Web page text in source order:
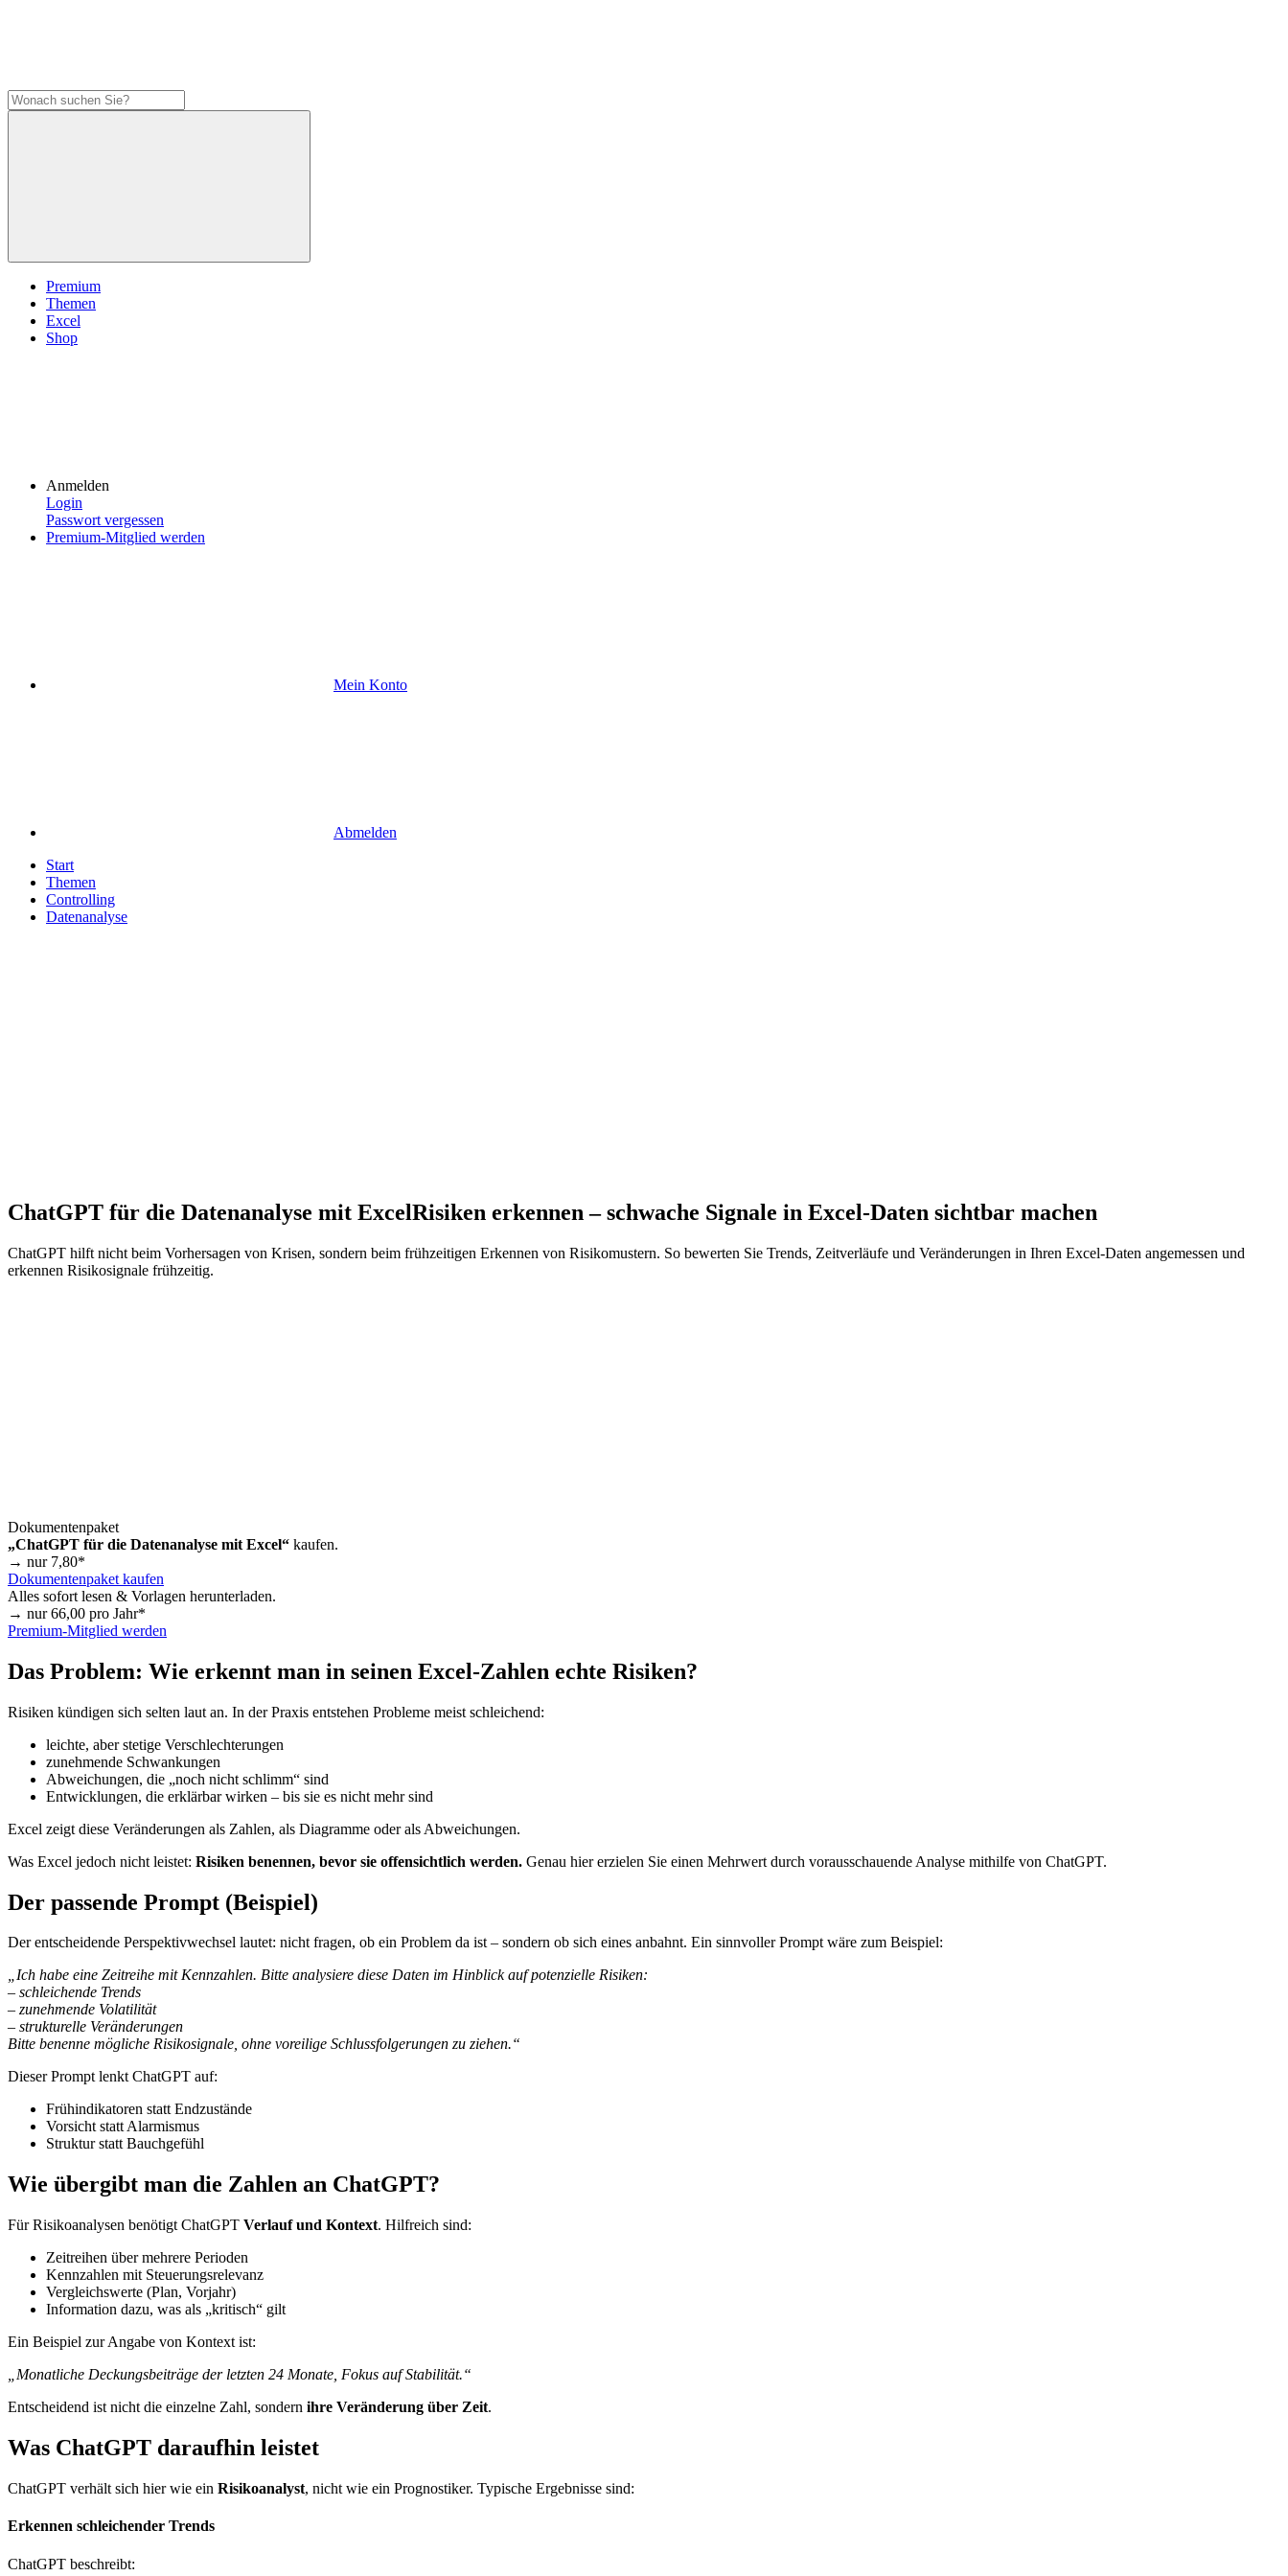
Premium
Themen
Excel
Shop
Anmelden
Login
Passwort vergessen
Premium-Mitglied werden
Mein Konto
Abmelden
Start
Themen
Controlling
Datenanalyse
ChatGPT für die Datenanalyse mit ExcelRisiken erkennen – schwache Signale in Excel-Daten sichtbar machen
ChatGPT hilft nicht beim Vorhersagen von Krisen, sondern beim frühzeitigen Erkennen von Risikomustern. So bewerten Sie Trends, Zeitverläufe und Veränderungen in Ihren Excel-Daten angemessen und
erkennen Risikosignale frühzeitig.
Dokumentenpaket
„ChatGPT für die Datenanalyse mit Excel“ kaufen.
→ nur 7,80*
Dokumentenpaket kaufen
Alles sofort lesen & Vorlagen herunterladen.
→ nur66,00 pro Jahr*
Premium-Mitglied werden
Das Problem: Wie erkennt man in seinen Excel-Zahlen echte Risiken?
Risiken kündigen sich selten laut an. In der Praxis entstehen Probleme meist schleichend:
leichte, aber stetige Verschlechterungen
zunehmende Schwankungen
Abweichungen, die „noch nicht schlimm“ sind
Entwicklungen, die erklärbar wirken – bis sie es nicht mehr sind
Excel zeigt diese Veränderungen als Zahlen, als Diagramme oder als Abweichungen.
Was Excel jedoch nicht leistet: Risiken benennen, bevor sie offensichtlich werden. Genau hier erzielen Sie einen Mehrwert durch vorausschauende Analyse mithilfe von ChatGPT.
Der passende Prompt (Beispiel)
Der entscheidende Perspektivwechsel lautet: nicht fragen, ob ein Problem da ist – sondern ob sich eines anbahnt. Ein sinnvoller Prompt wäre zum Beispiel:
„Ich habe eine Zeitreihe mit Kennzahlen. Bitte analysiere diese Daten im Hinblick auf potenzielle Risiken:
– schleichende Trends
– zunehmende Volatilität
– strukturelle Veränderungen
Bitte benenne mögliche Risikosignale, ohne voreilige Schlussfolgerungen zu ziehen.“
Dieser Prompt lenkt ChatGPT auf:
Frühindikatoren statt Endzustände
Vorsicht statt Alarmismus
Struktur statt Bauchgefühl
Wie übergibt man die Zahlen an ChatGPT?
Für Risikoanalysen benötigt ChatGPT Verlauf und Kontext. Hilfreich sind:
Zeitreihen über mehrere Perioden
Kennzahlen mit Steuerungsrelevanz
Vergleichswerte (Plan, Vorjahr)
Information dazu, was als „kritisch“ gilt
Ein Beispiel zur Angabe von Kontext ist:
„Monatliche Deckungsbeiträge der letzten 24 Monate, Fokus auf Stabilität.“
Entscheidend ist nicht die einzelne Zahl, sondern ihre Veränderung über Zeit.
Was ChatGPT daraufhin leistet
ChatGPT verhält sich hier wie ein Risikoanalyst, nicht wie ein Prognostiker. Typische Ergebnisse sind:
Erkennen schleichender Trends
ChatGPT beschreibt: